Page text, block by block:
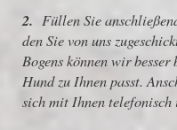
2. Füllen Sie
den Sie von uns
Bogens können wir
Hund zu Ihnen passt.
sich mit Ihnen telefonisch